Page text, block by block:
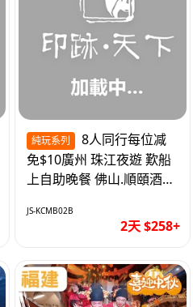
純玩系列
免$10廣州 珠江夜遊 歎船
上自助晚餐 佛山.順頤酒店
JS-KCMB02B
2天 $258+